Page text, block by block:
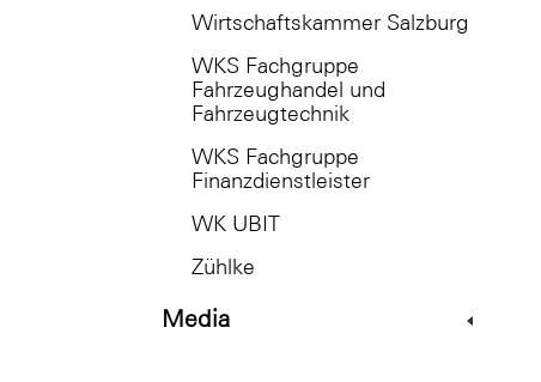
Wirtschaftskammer Salzburg
WKS Fachgruppe
Fahrzeughandel und
Fahrzeugtechnik
WKS Fachgruppe
Finanzdienstleister
WK UBIT
Zühlke
Media